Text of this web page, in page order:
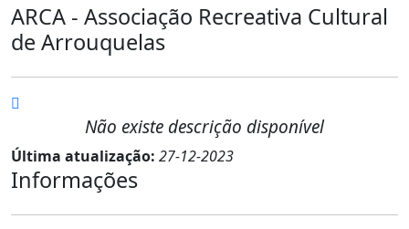
ARCA - Associação Recreativa Cultural
de Arrouquelas
Não existe descrição disponível
Última atualização: 27-12-2023
Informações